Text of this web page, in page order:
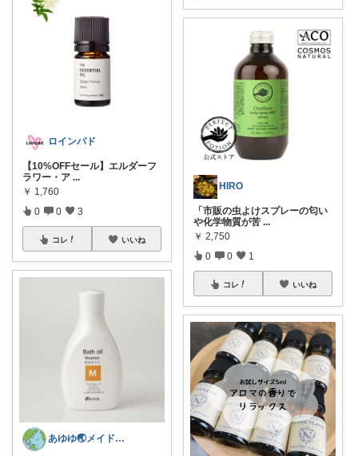
ロインパド
【10%OFFセール】エルダーフ
ラワー・ア ...
￥ 1,760
0 0 3
コレ いいね
あゆゆ🌏メイドインジャパン応援中
HIRO
「市販の虫よけスプレーの匂い
や化学物質が苦 ...
￥ 2,750
0 0 1
コレ いいね